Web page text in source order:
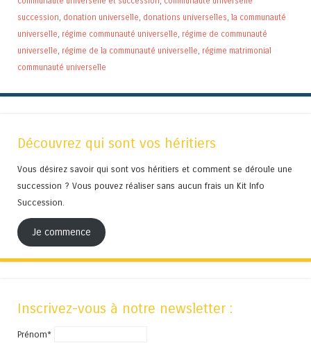
succession donation universelle donations universelles la communauté
universelle régime communauté universelle régime de communauté
universelle régime de la communauté universelle régime matrimonial
communauté universelle
Découvrez qui sont vos héritiers
Vous désirez savoir qui sont vos héritiers et comment se déroule une
succession ? Vous pouvez réaliser sans aucun frais un Kit Info
Succession.
Je commence
Inscrivez-vous à notre newsletter :
Prénom*